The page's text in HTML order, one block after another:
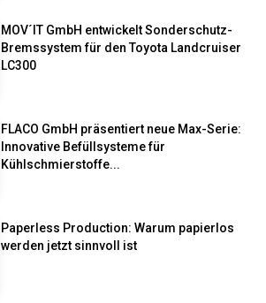
MOV´IT GmbH entwickelt Sonderschutz-
Bremssystem für den Toyota Landcruiser
LC300
FLACO GmbH präsentiert neue Max-Serie:
Innovative Befüllsysteme für
Kühlschmierstoffe...
Paperless Production: Warum papierlos
werden jetzt sinnvoll ist